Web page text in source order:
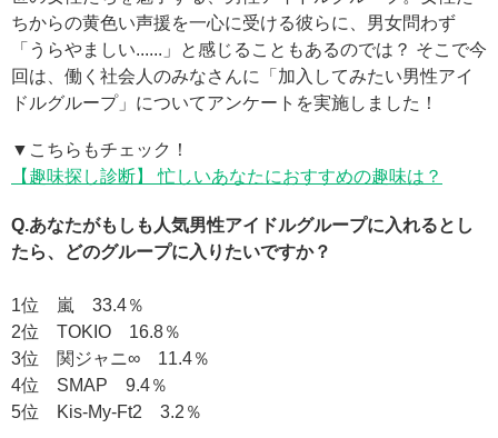
ちからの黄色い声援を一心に受ける彼らに、男女問わず
「うらやましい......」と感じることもあるのでは？ そこで今
回は、働く社会人のみなさんに「加入してみたい男性アイ
ドルグループ」についてアンケートを実施しました！
▼こちらもチェック！
【趣味探し診断】 忙しいあなたにおすすめの趣味は？
Q.あなたがもしも人気男性アイドルグループに入れるとし
たら、どのグループに入りたいですか？
1位 嵐 33.4％
2位 TOKIO 16.8％
3位 関ジャニ∞ 11.4％
4位 SMAP 9.4％
5位 Kis-My-Ft2 3.2％